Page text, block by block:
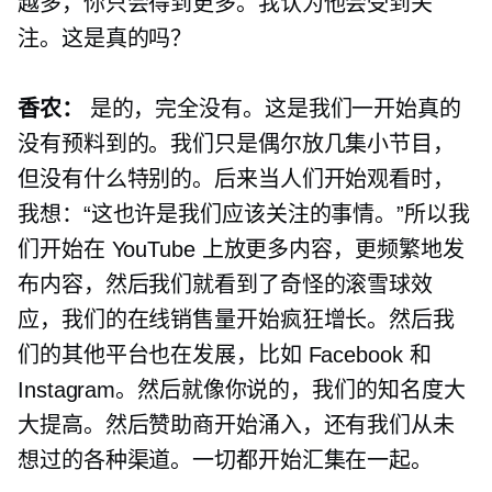
注。这是真的吗？
香农：
是的，完全没有。这是我们一开始真的
没有预料到的。我们只是偶尔放几集小节目，
但没有什么特别的。后来当人们开始观看时，
我想：“这也许是我们应该关注的事情。”所以我
们开始在 YouTube 上放更多内容，更频繁地发
布内容，然后我们就看到了奇怪的滚雪球效
应，我们的在线销售量开始疯狂增长。然后我
们的其他平台也在发展，比如 Facebook 和
Instagram。然后就像你说的，我们的知名度大
大提高。然后赞助商开始涌入，还有我们从未
想过的各种渠道。一切都开始汇集在一起​​。